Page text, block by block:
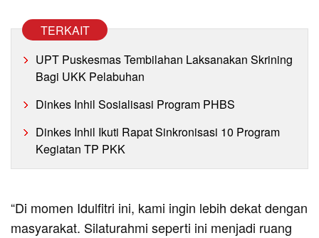
TERKAIT
UPT Puskesmas Tembilahan Laksanakan Skrining
Bagi UKK Pelabuhan
Dinkes Inhil Sosialisasi Program PHBS
Dinkes Inhil Ikuti Rapat Sinkronisasi 10 Program
Kegiatan TP PKK
“Di momen Idulfitri ini, kami ingin lebih dekat dengan
masyarakat. Silaturahmi seperti ini menjadi ruang